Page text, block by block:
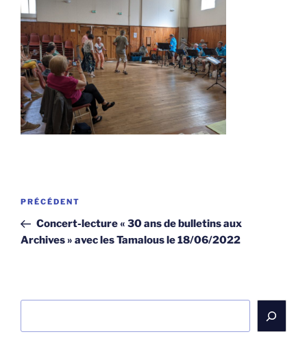
Navigation
l’article
Article
précédent
PRÉCÉDENT
Concert-lecture « 30 ans de bulletins aux
Archives » avec les Tamalous le 18/06/2022